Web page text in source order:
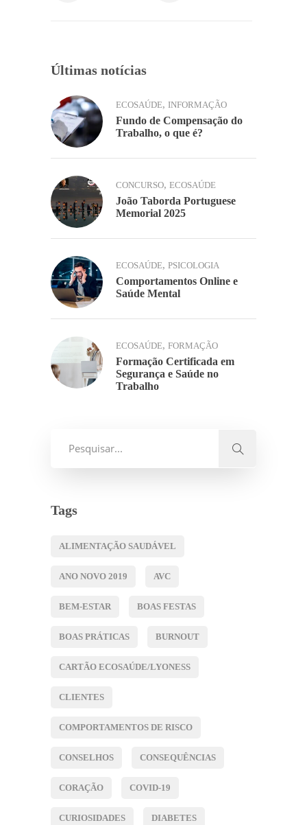
Últimas notícias
ECOSAÚDE, INFORMAÇÃO
Fundo de Compensação do
Trabalho, o que é?
CONCURSO, ECOSAÚDE
João Taborda Portuguese
Memorial 2025
ECOSAÚDE, PSICOLOGIA
Comportamentos Online e
Saúde Mental
ECOSAÚDE, FORMAÇÃO
Formação Certificada em
Segurança e Saúde no
Trabalho
Tags
ALIMENTAÇÃO SAUDÁVEL
ANO NOVO 2019 AVC
BEM-ESTAR BOAS FESTAS
BOAS PRÁTICAS BURNOUT
CARTÃO ECOSAÚDE/LYONESS
CLIENTES
COMPORTAMENTOS DE RISCO
CONSELHOS CONSEQUÊNCIAS
CORAÇÃO COVID-19
CURIOSIDADES DIABETES